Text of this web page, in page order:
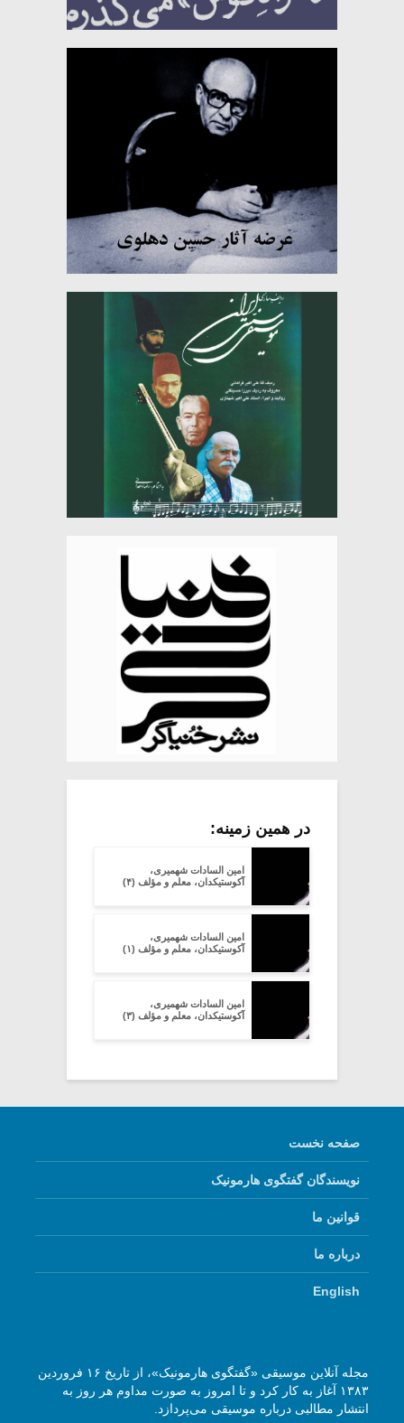
در همین زمینه:
امین السادات شهمیری،
آکوستیکدان، معلم و مؤلف (۴)
امین السادات شهمیری،
آکوستیکدان، معلم و مؤلف (۱)
امین السادات شهمیری،
آکوستیکدان، معلم و مؤلف (۳)
صفحه نخست
نویسندگان گفتگوی هارمونیک
قوانین ما
درباره ما
English
مجله آنلاین موسیقی «گفتگوی هارمونیک»، از تاریخ ۱۶ فروردین
۱۳۸۳ آغاز به کار کرد و تا امروز به صورت مداوم هر روز به
انتشار مطالبی درباره موسیقی می‌پردازد.